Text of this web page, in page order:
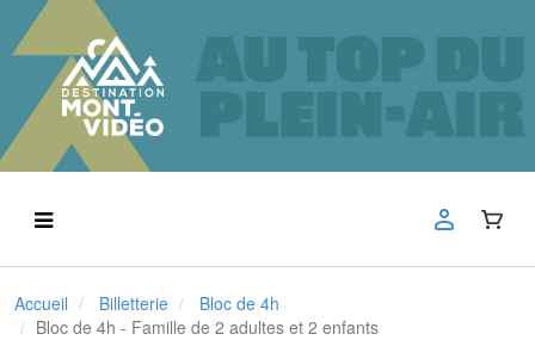
Accueil Billetterie
Bloc de 4h
Bloc de 4h - Famille de 2 adultes et 2 enfants